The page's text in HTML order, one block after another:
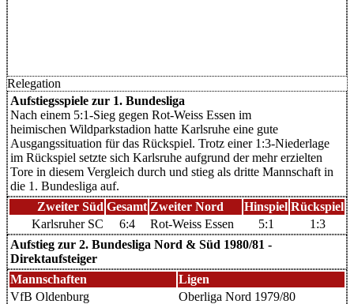
Relegation
Aufstiegsspiele zur 1. Bundesliga
Nach einem 5:1-Sieg gegen Rot-Weiss Essen im
heimischen Wildparkstadion hatte Karlsruhe eine gute
Ausgangssituation für das Rückspiel. Trotz einer 1:3-Niederlage
im Rückspiel setzte sich Karlsruhe aufgrund der mehr erzielten
Tore in diesem Vergleich durch und stieg als dritte Mannschaft in
die 1. Bundesliga auf.
Zweiter Süd Gesamt Zweiter Nord Hinspiel Rückspiel
Karlsruher SC
6:4 Rot-Weiss Essen 5:1
1:3
Aufstieg zur 2. Bundesliga Nord & Süd 1980/81 -
Direktaufsteiger
Mannschaften
Ligen
VfB Oldenburg
Oberliga Nord 1979/80